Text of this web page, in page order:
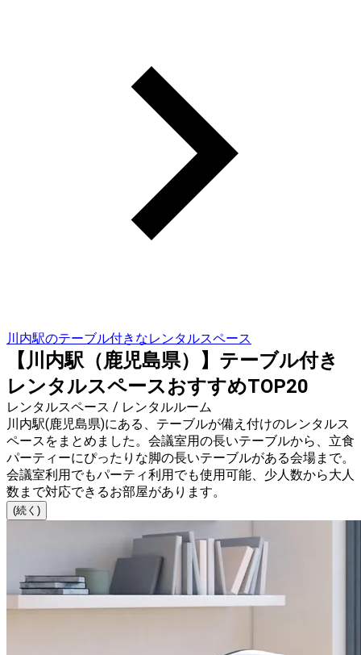
川内駅のテーブル付きなレンタルスペース
【川内駅（鹿児島県）】テーブル付き
レンタルスペースおすすめTOP20
レンタルスペース / レンタルルーム
川内駅(鹿児島県)にある、テーブルが備え付けのレンタルス
ペースをまとめました。会議室用の長いテーブルから、立食
パーティーにぴったりな脚の長いテーブルがある会場まで。
会議室利用でもパーティ利用でも使用可能、少人数から大人
数まで対応できるお部屋があります。
(続く)